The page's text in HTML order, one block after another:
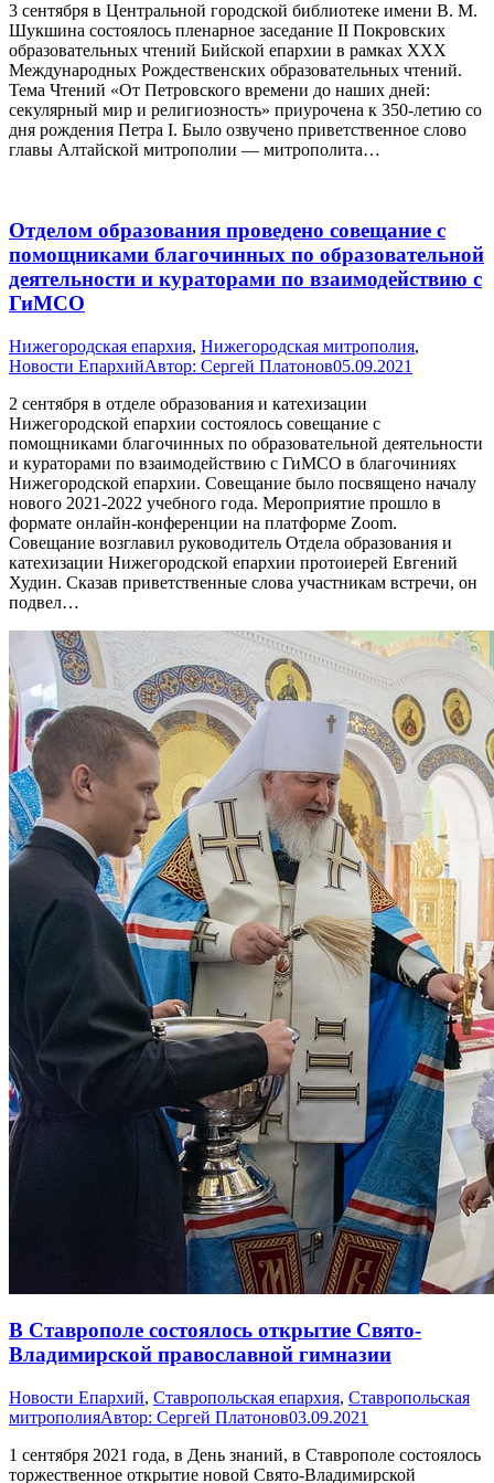
3 сентября в Центральной городской библиотеке имени В. М.
Шукшина состоялось пленарное заседание II Покровских
образовательных чтений Бийской епархии в рамках XXХ
Международных Рождественских образовательных чтений.
Тема Чтений «От Петровского времени до наших дней:
секулярный мир и религиозность» приурочена к 350-летию со
дня рождения Петра I. Было озвучено приветственное слово
главы Алтайской митрополии — митрополита…
Отделом образования проведено совещание с
помощниками благочинных по образовательной
деятельности и кураторами по взаимодействию с
ГиМСО
Нижегородская епархия, Нижегородская митрополия,
Новости ЕпархийАвтор: Сергей Платонов05.09.2021
2 сентября в отделе образования и катехизации
Нижегородской епархии состоялось совещание с
помощниками благочинных по образовательной деятельности
и кураторами по взаимодействию с ГиМСО в благочиниях
Нижегородской епархии. Совещание было посвящено началу
нового 2021-2022 учебного года. Мероприятие прошло в
формате онлайн-конференции на платформе Zoom.
Совещание возглавил руководитель Отдела образования и
катехизации Нижегородской епархии протоиерей Евгений
Худин. Сказав приветственные слова участникам встречи, он
подвел…
В Ставрополе состоялось открытие Свято-
Владимирской православной гимназии
Новости Епархий, Ставропольская епархия, Ставропольская
митрополияАвтор: Сергей Платонов03.09.2021
1 сентября 2021 года, в День знаний, в Ставрополе состоялось
торжественное открытие новой Свято-Владимирской